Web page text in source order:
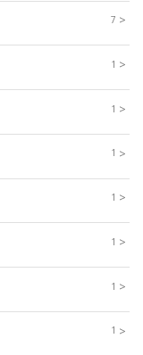
7 >
1 >
1 >
1 >
1 >
1 >
1 >
1 >